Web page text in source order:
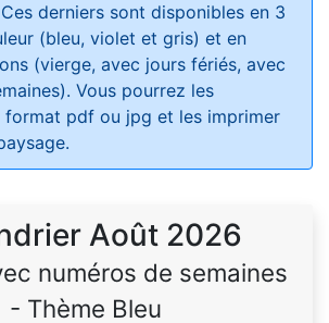
derniers sont disponibles en 3
(bleu, violet et gris) et en
(vierge, avec jours fériés, avec
. Vous pourrez les
format pdf ou jpg et les imprimer
Août 2026
numéros de semaines
- Thème Bleu